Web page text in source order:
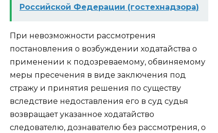
Российской Федерации (гостехнадзора)
При невозможности рассмотрения
постановления о возбуждении ходатайства о
применении к подозреваемому, обвиняемому
меры пресечения в виде заключения под
стражу и принятия решения по существу
вследствие недоставления его в суд судья
возвращает указанное ходатайство
следователю, дознавателю без рассмотрения, о